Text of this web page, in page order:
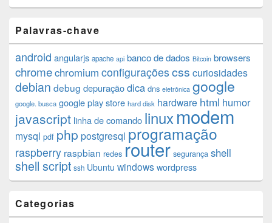
Palavras-chave
android angularjs apache api banco de dados Bitcoin browsers
chromechromium configurações css curiosidades
debian debug depuraçãodica dns eletrônica google
google. busca google play store hard disk hardware html humor
javascript linha de comando linux modem
mysql pdf php postgresql programação
raspberry raspbian redes router segurança shell
shell script ssh Ubuntu windows wordpress
Categorias